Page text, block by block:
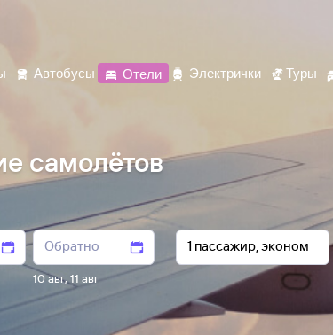
Автобусы Отели Электрички Туры
самолётов
10 авг,11 авг